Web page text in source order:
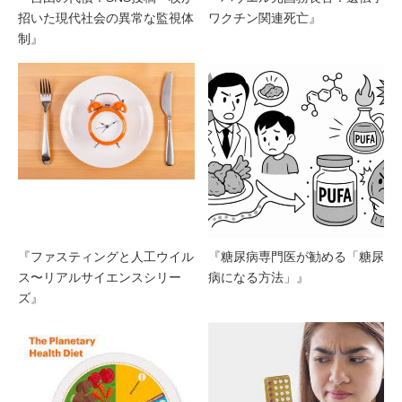
招いた現代社会の異常な監視体
制』
ワクチン関連死亡』
『ファスティングと人工ウイル
ス〜リアルサイエンスシリー
ズ』
『糖尿病専門医が勧める「糖尿
病になる方法」』